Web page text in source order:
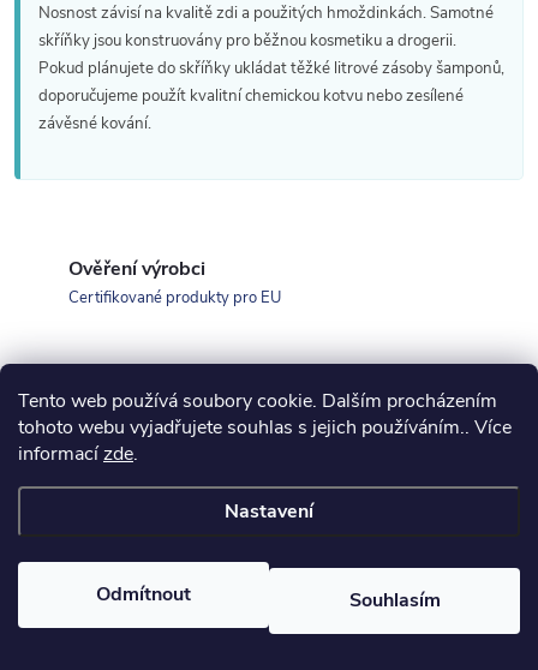
Tento web používá soubory cookie. Dalším procházením
tohoto webu vyjadřujete souhlas s jejich používáním.. Více
informacízde.
Nastavení
Odmítnout Souhlasím
Nosnost závisí na kvalitě zdi a použitých hmoždinkách. Samotné
skříňky jsou konstruovány pro běžnou kosmetiku a drogerii.
Pokud plánujete do skříňky ukládat těžké litrové zásoby šamponů,
doporučujeme použít kvalitní chemickou kotvu nebo zesílené
závěsné kování.
Ověření výrobci
Certifikované produkty pro EU
Z
á
p
a
koupelny-sanita.cz
Copyright 2026eshopsanita.cz . Všechna práva vyhrazena.